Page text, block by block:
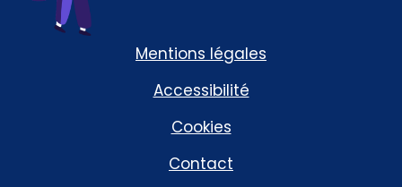
Mentions légales
Accessibilité
Cookies
Contact